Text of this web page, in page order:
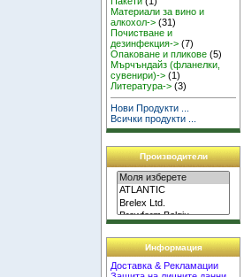
Материали за вино и
алкохол-> (31)
Почистване и
дезинфекция-> (7)
Опаковане и пликове (5)
Мърчъндайз (фланелки,
сувенири)-> (1)
Литература-> (3)
Нови Продукти ...
Всички продукти ...
Производители
Информация
Доставка & Рекламации